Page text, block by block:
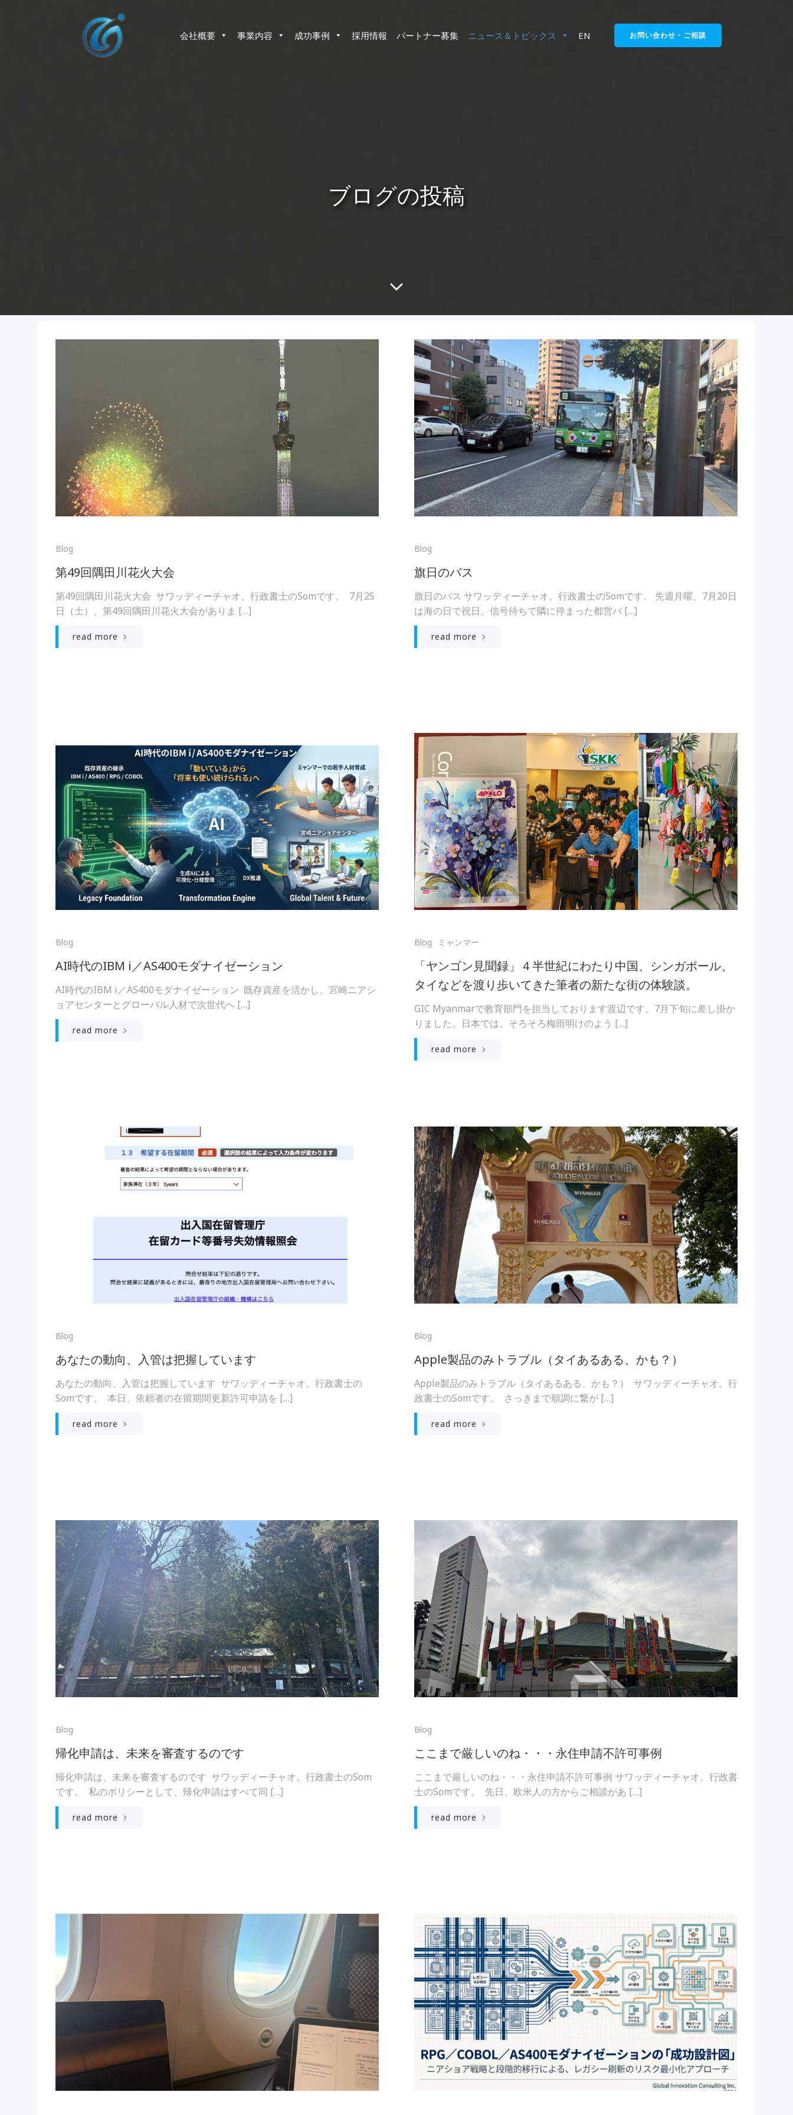
会社概要 事業内容 成功事例 採用情報 パートナー募集 ニュース＆トピックス EN お問い合わせ・ご相談
ブログの投稿
Blog
第49回隅田川花火大会
第49回隅田川花火大会 サワッディーチャオ。行政書士のSomです。 7月25
日（土）、第49回隅田川花火大会がありま […]
read more
Blog
旗日のバス
旗日のバス サワッディーチャオ。行政書士のSomです。 先週月曜、7月20日
は海の日で祝日。信号待ちで隣に停まった都営バ […]
read more
Blog
AI時代のIBM i／AS400モダナイゼーション
AI時代のIBM i／AS400モダナイゼーション 既存資産を活かし、宮崎ニアシ
ョアセンターとグローバル人材で次世代へ […]
read more
Blog ミャンマー
「ヤンゴン見聞録」４半世紀にわたり中国、シンガポール、
タイなどを渡り歩いてきた筆者の新たな街の体験談。
GIC Myanmarで教育部門を担当しております渡辺です。7月下旬に差し掛か
りました。日本では、そろそろ梅雨明けのよう […]
read more
Blog
あなたの動向、入管は把握しています
あなたの動向、入管は把握しています サワッディーチャオ。行政書士の
Somです。 本日、依頼者の在留期間更新許可申請を […]
read more
Blog
Apple製品のみトラブル（タイあるある、かも？）
Apple製品のみトラブル（タイあるある、かも？） サワッディーチャオ。行
政書士のSomです。 さっきまで順調に繋が […]
read more
Blog
帰化申請は、未来を審査するのです
帰化申請は、未来を審査するのです サワッディーチャオ。行政書士のSom
です。 私のポリシーとして、帰化申請はすべて同 […]
read more
Blog
ここまで厳しいのね・・・永住申請不許可事例
ここまで厳しいのね・・・永住申請不許可事例 サワッディーチャオ。行政書
士のSomです。 先日、欧米人の方からご相談があ […]
read more